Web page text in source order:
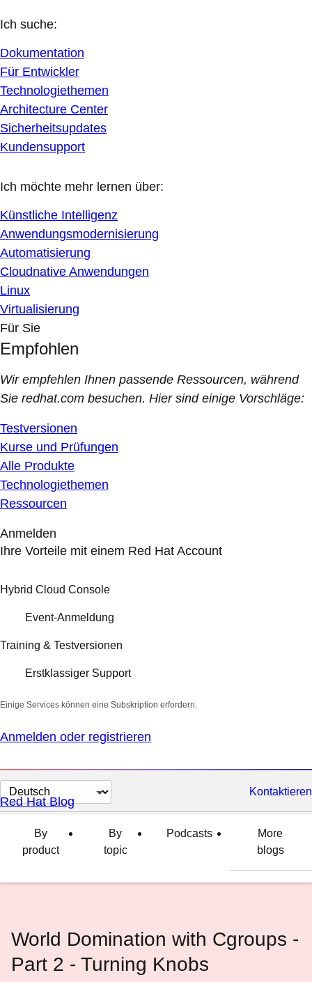
Ich suche:
Dokumentation
Für Entwickler
Technologiethemen
Architecture Center
Sicherheitsupdates
Kundensupport
Ich möchte mehr lernen über:
Künstliche Intelligenz
Anwendungsmodernisierung
Automatisierung
Cloudnative Anwendungen
Linux
Virtualisierung
Für Sie
Empfohlen
Wir empfehlen Ihnen passende Ressourcen, während
Sie redhat.com besuchen. Hier sind einige Vorschläge:
Testversionen
Kurse und Prüfungen
Alle Produkte
Technologiethemen
Ressourcen
Anmelden
Ihre Vorteile mit einem Red Hat Account
Hybrid Cloud Console
Event-Anmeldung
Training & Testversionen
Erstklassiger Support
Einige Services können eine Subskription erfordern.
Anmelden oder registrieren
Sprache
auswählen
Kontaktieren
Red Hat Blog
By
product
By
topic
Podcasts
More
blogs
World Domination with Cgroups -
Part 2 - Turning Knobs